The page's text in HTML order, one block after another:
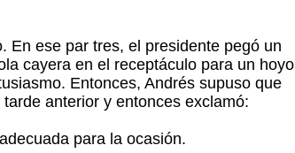
En ese par tres, el presidente pegó un
cayera en el receptáculo para un hoyo
Entonces, Andrés supuso que
anterior y entonces exclamó:
para la ocasión.